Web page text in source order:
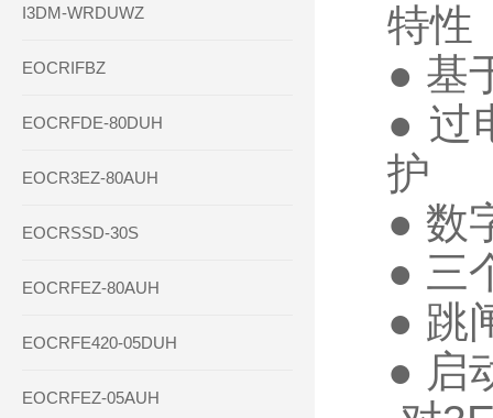
I3DM-WRDUWZ
EOCRIFBZ
EOCRFDE-80DUH
EOCR3EZ-80AUH
EOCRSSD-30S
EOCRFEZ-80AUH
EOCRFE420-05DUH
EOCRFEZ-05AUH
特性
● 基
● 过
护
● 数
● 三
● 跳
● 启